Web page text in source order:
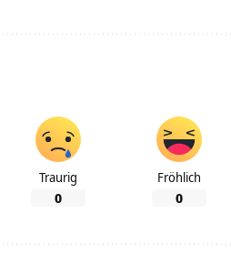
Traurig
0
Fröhlich
0